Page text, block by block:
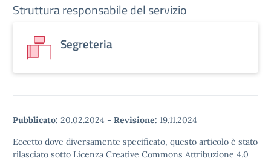
Struttura responsabile del servizio
Segreteria
Pubblicato: 20.02.2024 - Revisione: 19.11.2024
Eccetto dove diversamente specificato, questo articolo è stato
rilasciato sotto Licenza Creative Commons Attribuzione 4.0